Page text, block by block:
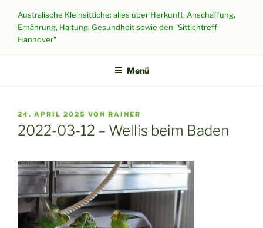
Inhalt
springen
Australische Kleinsittiche: alles über Herkunft, Anschaffung,
Ernährung, Haltung, Gesundheit sowie den "Sittichtreff
Hannover"
Menü
VERÖFFENTLICHT
AM
24. APRIL 2025 VON RAINER
2022-03-12 – Wellis beim Baden